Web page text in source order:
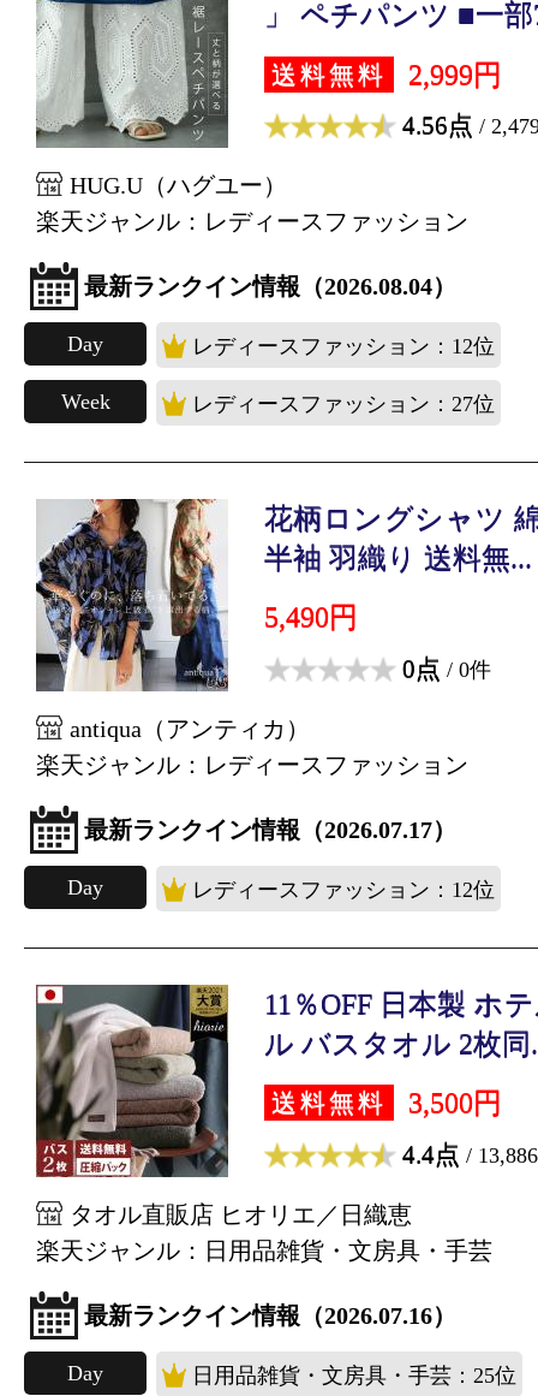
」 ペチパンツ ■一部
送料無料 2,999円
4.56点 /
HUG.U（ハグユー）
楽天ジャンル：レディースファッション
最新ランクイン情報（2026.08.04）
Day レディースファッション：12位
Week レディースファッション：27位
花柄ロングシャツ
半袖 羽織り 送料無...
5,490円
0点 / 0件
antiqua（アンティカ）
楽天ジャンル：レディースファッション
最新ランクイン情報（2026.07.17）
Day レディースファッション：12位
11％OFF 日本製 ホ
ル バスタオル 2枚同
送料無料 3,500円
4.4点 /
タオル直販店 ヒオリエ／日織恵
楽天ジャンル：日用品雑貨・文房具・手芸
最新ランクイン情報（2026.07.16）
Day 日用品雑貨・文房具・手芸：25位